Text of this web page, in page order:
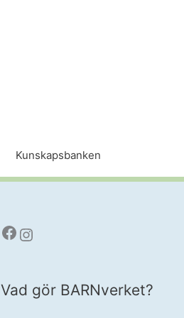
Kunskapsbanken
Facebook Instagram
Vad gör BARNverket?